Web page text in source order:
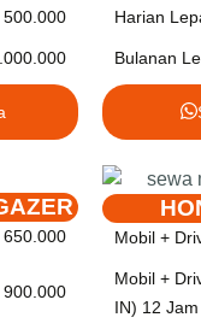
500.000 Harian
Bulanan
650.000
900.000
Mobil +
Mobil +
IN) 12 Jam